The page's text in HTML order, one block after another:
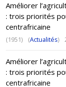
Améliorer
: trois priorités
centrafricaine
(1951) (Actualités)
Améliorer
: trois priorités
centrafricaine